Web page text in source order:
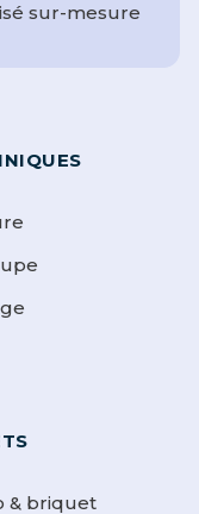
sur-mesure
& briquet